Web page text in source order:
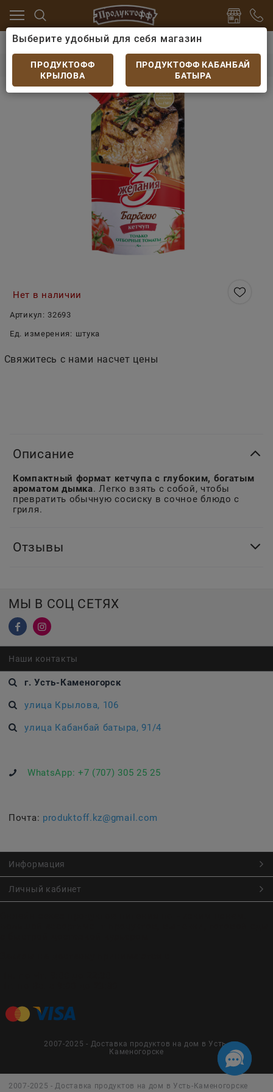
Кетчуп, томатная паста
Кетчуп Три Желания
Кетчуп Три Желания Барбекю 100гр
Нет в наличии
Артикул: 32693
Ед. измерения: штука
Свяжитесь с нами насчет цены
Описание
Компактный формат кетчупа с глубоким, богатым
ароматом дымка. Легко взять с собой, чтобы
превратить обычную сосиску в сочное блюдо с
гриля.
Отзывы
МЫ В СОЦ СЕТЯХ
Наши контакты
г. Усть-Каменогорск
улица Крылова, 106
улица Кабанбай батыра, 91/4
WhatsApp: +7 (707) 305 25 25
Почта: produktoff.kz@gmail.com
Информация
Личный кабинет
2007-2025 - Доставка продуктов на дом в Усть-
Каменогорске
2007-2025 - Доставка продуктов на дом в Усть-Каменогорске
Выберите удобный для себя магазин
ПРОДУКТОФФ
КРЫЛОВА
ПРОДУКТОФФ КАБАНБАЙ
БАТЫРА